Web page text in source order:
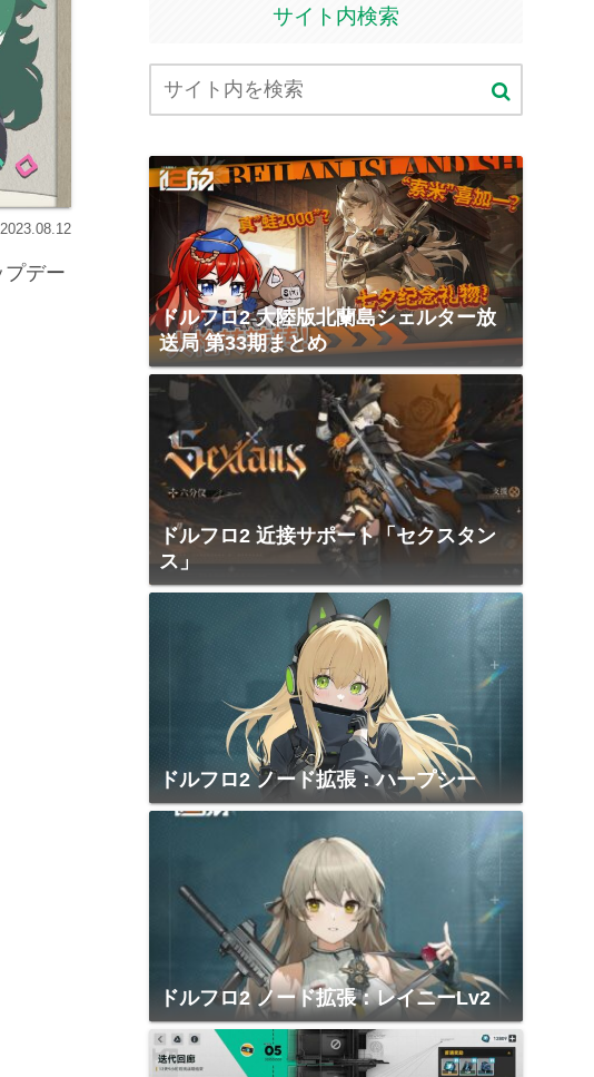
2023.08.12
プデー
サイト内検索
ドルフロ2 大陸版北蘭島シェルター放
送局 第33期まとめ
ドルフロ2 近接サポート「セクスタン
ス」
ドルフロ2 ノード拡張：ハープシー
ドルフロ2 ノード拡張：レイニーLv2